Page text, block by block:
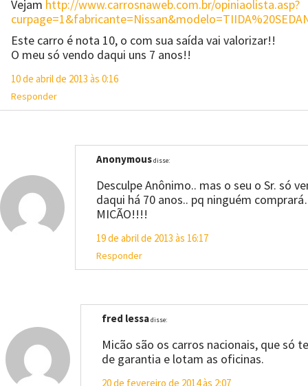
Vejam http://www.carrosnaweb.com.br/opiniaolista.asp?
Este carro é nota 10, o com sua saída vai valorizar!!
O meu só vendo daqui uns 7 anos!!
10 de abril de 2013 às 0:16
Responder
Anonymousdisse:
Desculpe Anônimo.. mas o seu o Sr. só
daqui há 70 anos.. pq ninguém
MICÃO!!!!
19 de abril de 2013 às 16:17
Responder
fred lessadisse:
Micão são os carros nacionais, que só
de garantia e lotam as oficinas.
20 de fevereiro de 2014 às 2:07